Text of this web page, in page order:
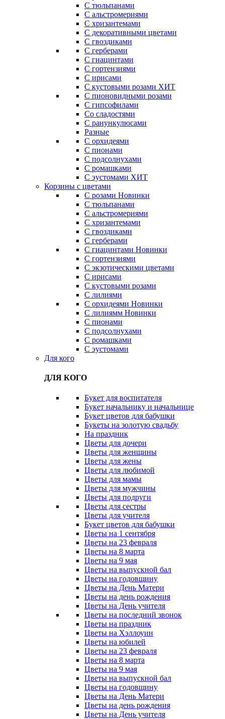
С тюльпанами
С альстромериями
С хризантемами
С декоративными цветами
С гвоздиками
С герберами
С гиацинтами
С гортензиями
С ирисами
С кустовыми розами ХИТ
С пионовидными розами
С гипсофилами
Со сладостями
С ранункулюсами
Разные
С орхидеями
С пионами
С подсолнухами
С ромашками
С эустомами ХИТ
Корзины с цветами
С розами Новинки
С тюльпанами
С альстромериями
С хризантемами
С гвоздиками
С герберами
С гиацинтами Новинки
С гортензиями
С экзотическими цветами
С ирисами
С кустовыми розами
С лилиями
С орхидеями Новинки
С лилиямм Новинки
С пионами
С подсолнухами
С ромашками
С эустомами
Для кого
ДЛЯ КОГО
Букет для воспитателя
Букет начальнику и начальнице
Букет цветов для бабушки
Букеты на золотую свадьбу
На праздник
Цветы для дочери
Цветы для женщины
Цветы для жены
Цветы для любимой
Цветы для мамы
Цветы для мужчины
Цветы для подруги
Цветы для сестры
Цветы для учителя
Букет цветов для бабушки
Цветы на 1 сентября
Цветы на 23 февраля
Цветы на 8 марта
Цветы на 9 мая
Цветы на выпускной бал
Цветы на годовщину
Цветы на День Матери
Цветы на день рождения
Цветы на День учителя
Цветы на последний звонок
Цветы на праздник
Цветы на Хэллоуин
Цветы на юбилей
Цветы на 23 февраля
Цветы на 8 марта
Цветы на 9 мая
Цветы на выпускной бал
Цветы на годовщину
Цветы на День Матери
Цветы на день рождения
Цветы на День учителя